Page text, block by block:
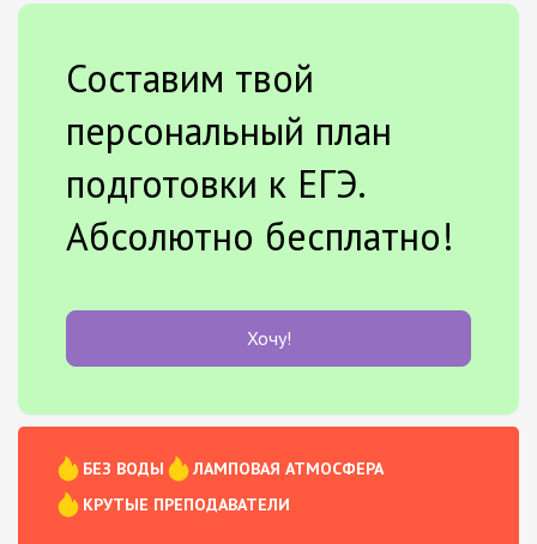
Составим твой
персональный план
подготовки к ЕГЭ.
Абсолютно бесплатно!
Хочу!
БЕЗ ВОДЫ
ЛАМПОВАЯ АТМОСФЕРА
КРУТЫЕ ПРЕПОДАВАТЕЛИ